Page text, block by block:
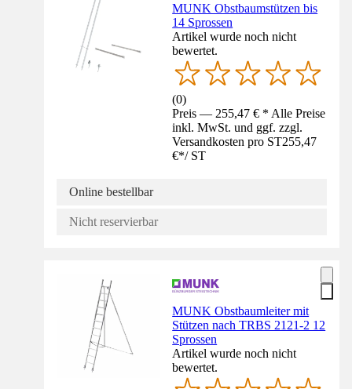
MUNK Obstbaumstützen bis
14 Sprossen
Artikel wurde noch nicht
bewertet.
(0)
Preis — 255,47 € * Alle Preise
inkl. MwSt. und ggf. zzgl.
Versandkosten pro ST255,47
€*/ ST
Online bestellbar
Nicht reservierbar
MUNK Obstbaumleiter mit
Stützen nach TRBS 2121-2 12
Sprossen
Artikel wurde noch nicht
bewertet.